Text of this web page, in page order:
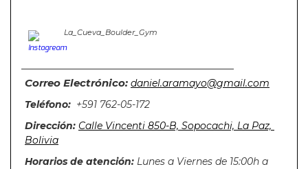
La_Cueva_Boulder_Gym
Correo Electrónico: daniel.aramayo@gmail.com
Teléfono: +591 762-05-172
Dirección: Calle Vincenti 850-B, Sopocachi, La Paz,
Bolivia
Horarios de atención: Lunes a Viernes de 15:00h a